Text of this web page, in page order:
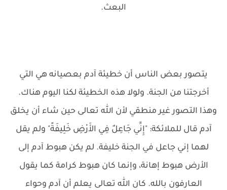
البعث.
يتصور بعض الناس أن خطيئة آدم بعصيانه هي التي
أخرجتنا من الجنة. ولولا هذه الخطيئة لكنا اليوم هناك.
وهذا التصور غير منطقي لأن الله تعالى حين شاء أن يخلق
آدم قال للملائكة: "إِنِّي جَاعِلٌ فِي الأَرْضِ خَلِيفَةً" ولم يقل
لهما إني جاعل في الجنة خليفة. لم يكن هبوط آدم إلى
الأرض هبوط إهانة، وإنما كان هبوط كرامة كما يقول
العارفون بالله. كان الله تعالى يعلم أن آدم وحواء